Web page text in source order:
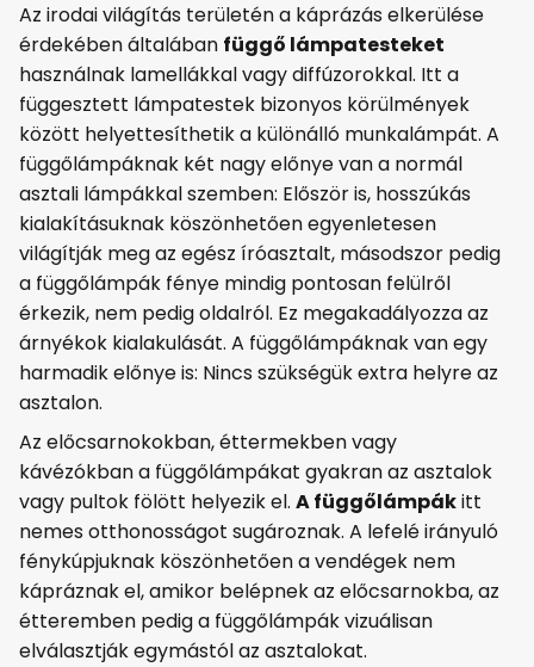
Az irodai világítás területén a káprázás elkerülése
érdekében általában függő lámpatesteket
használnak lamellákkal vagy diffúzorokkal. Itt a
függesztett lámpatestek bizonyos körülmények
között helyettesíthetik a különálló munkalámpát. A
függőlámpáknak két nagy előnye van a normál
asztali lámpákkal szemben: Először is, hosszúkás
kialakításuknak köszönhetően egyenletesen
világítják meg az egész íróasztalt, másodszor pedig
a függőlámpák fénye mindig pontosan felülről
érkezik, nem pedig oldalról. Ez megakadályozza az
árnyékok kialakulását. A függőlámpáknak van egy
harmadik előnye is: Nincs szükségük extra helyre az
asztalon.
Az előcsarnokokban, éttermekben vagy
kávézókban a függőlámpákat gyakran az asztalok
vagy pultok fölött helyezik el. A függőlámpákitt
nemes otthonosságot sugároznak. A lefelé irányuló
fénykúpjuknak köszönhetően a vendégek nem
kápráznak el, amikor belépnek az előcsarnokba, az
étteremben pedig a függőlámpák vizuálisan
elválasztják egymástól az asztalokat.